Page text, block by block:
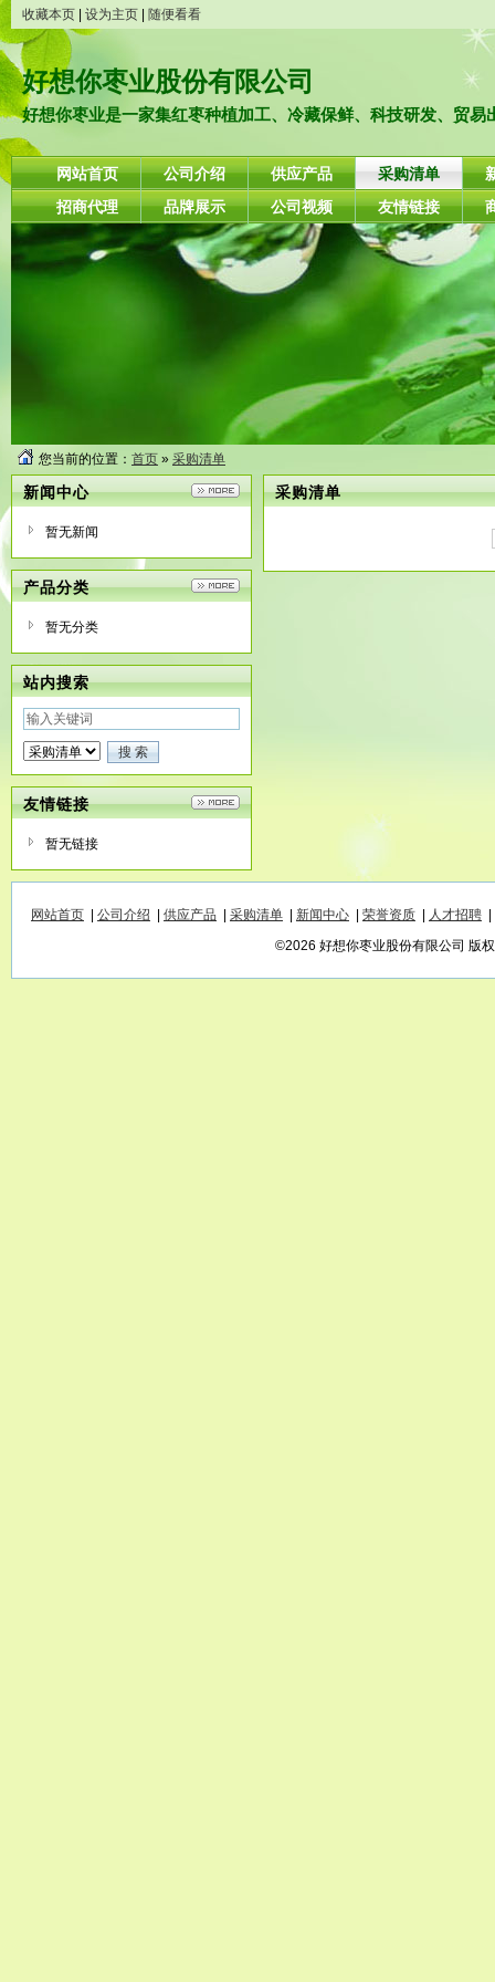
收藏本页 设为主页 随便看看
好想你枣业股份有限公司
好想你枣业是一家集红枣种植加工、冷藏保鲜、科技研发、贸易
网站首页 公司介绍 供应产品 采购清单
招商代理
品牌展示 公司视频 友情链接
您当前的位置： 首页 » 采购清单
新闻中心
暂无新闻
产品分类
暂无分类
站内搜索
友情链接
暂无链接
采购清单
网站首页 公司介绍 供应产品 采购清单 新闻中心 荣誉资质 人才招聘
©2026 好想你枣业股份有限公司 版